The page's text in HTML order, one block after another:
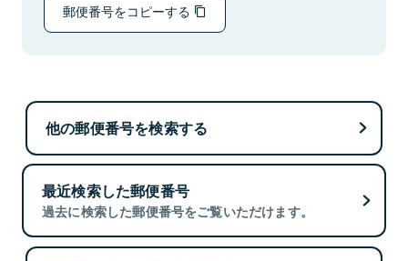
郵便番号をコピーする
他の郵便番号を検索する
最近検索した郵便番号
過去に検索した郵便番号をご覧いただけます。